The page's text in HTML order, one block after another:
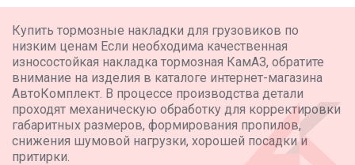
Купить тормозные накладки для грузовиков по
низким ценам Если необходима качественная
износостойкая накладка тормозная КамАЗ, обратите
внимание на изделия в каталоге интернет-магазина
АвтоКомплект. В процессе производства детали
проходят механическую обработку для корректировки
габаритных размеров, формирования пропилов,
снижения шумовой нагрузки, хорошей посадки и
притирки.